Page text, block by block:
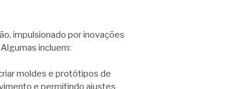
impulsionado por inovações
incluem:
moldes e protótipos de
e permitindo ajustes